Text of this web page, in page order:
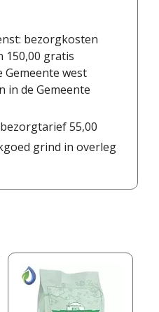
bezorgkosten
150,00 gratis
Gemeente west
in de Gemeente
55,00
grind in overleg